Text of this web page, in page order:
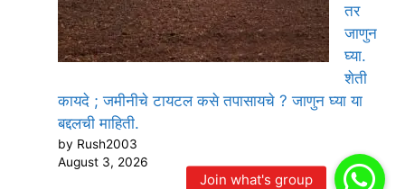
तर
जाणुन
घ्या.
शेती
कायदे ; जमीनीचे टायटल कसे तपासायचे ? जाणुन घ्या या
बद्दलची माहिती.
by Rush2003
August 3, 2026